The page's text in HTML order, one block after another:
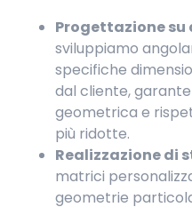
Progettazione su
sviluppiamo
specifiche
dal cliente,
geometrica e
più ridotte.
Realizzazione di
matrici
geometrie